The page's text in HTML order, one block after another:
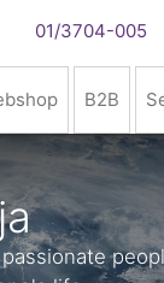
01/3704-005
B2B